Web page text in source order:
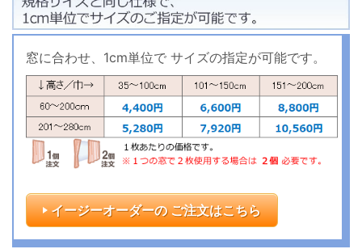
窓に合わせ、1cm単位で サイズの指定が可能です。
イージーオーダーの ご注文はこちら